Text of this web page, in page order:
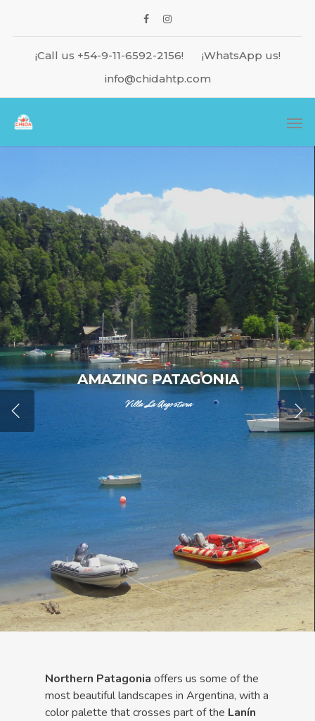
¡Call us +54-9-11-6592-2156!
¡WhatsApp us!
info@chidahtp.com
AMAZING PATAGONIA
Villa La Angostura
Northern Patagonia offers us some of the
most beautiful landscapes in Argentina, with a
color palette that crosses part of the Lanín